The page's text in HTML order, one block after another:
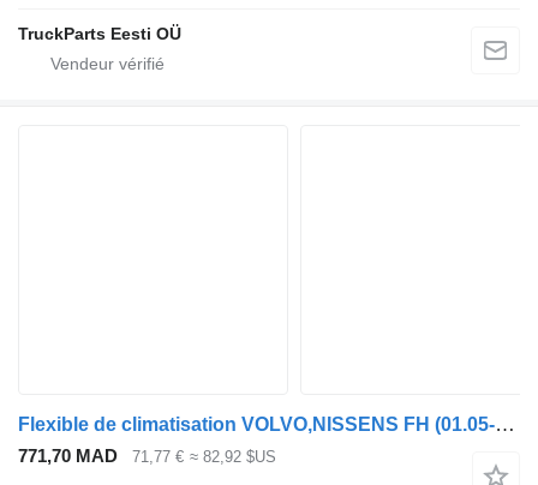
TruckParts Eesti OÜ
Flexible de climatisation VOLVO,NISSENS FH (01.05-) 8EW009157-531 pour tracteur routier Volvo FH12, FH16, NH12, FH, VNL780 (1993-2014)
771,70 MAD 71,77 € ≈ 82,92 $US